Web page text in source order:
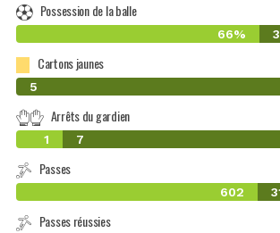
Possession de la balle
66%
Cartons jaunes
0
5
Arrêts du gardien
1 7
Passes
602
Passes réussies